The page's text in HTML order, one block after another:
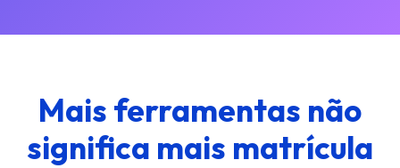
Mais ferramentas não
significa mais matrícula